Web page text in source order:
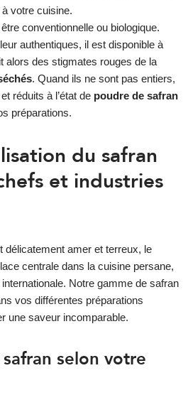
votre cuisine.
conventionnelle ou biologique.
authentiques, il est disponible à
alors des stigmates rouges de la
. Quand ils ne sont pas entiers,
réduits à l’état de poudre de safran
préparations.
du safran
et industries
délicatement amer et terreux, le
centrale dans la cuisine persane,
Notre gamme de safran
vos différentes préparations
une saveur incomparable.
selon votre